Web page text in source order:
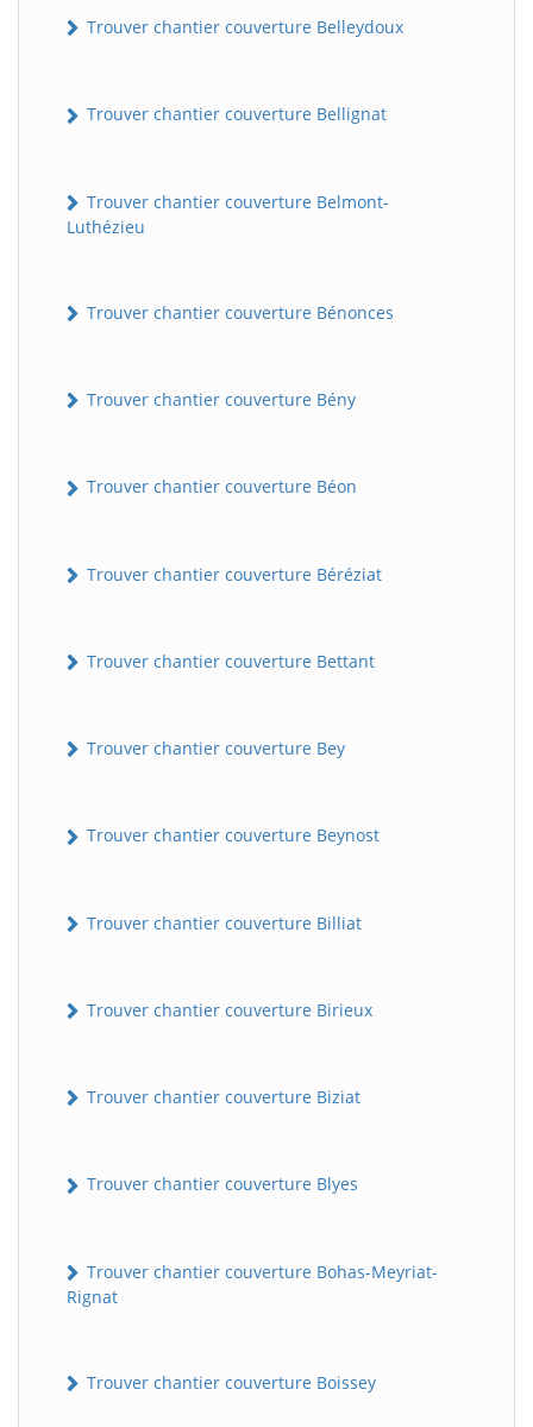
Trouver chantier couverture Belleydoux
Trouver chantier couverture Bellignat
Trouver chantier couverture Belmont-
Luthézieu
Trouver chantier couverture Bénonces
Trouver chantier couverture Bény
Trouver chantier couverture Béon
Trouver chantier couverture Béréziat
Trouver chantier couverture Bettant
Trouver chantier couverture Bey
Trouver chantier couverture Beynost
Trouver chantier couverture Billiat
Trouver chantier couverture Birieux
Trouver chantier couverture Biziat
Trouver chantier couverture Blyes
Trouver chantier couverture Bohas-Meyriat-
Rignat
Trouver chantier couverture Boissey